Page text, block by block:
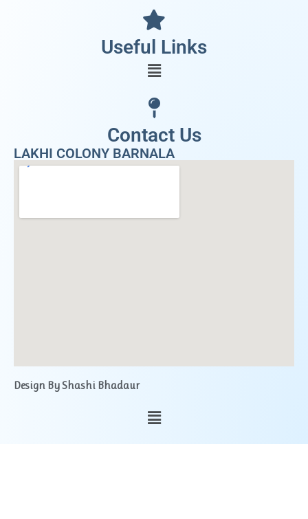
Useful Links
Contact Us
LAKHI COLONY BARNALA
Design By Shashi Bhadaur